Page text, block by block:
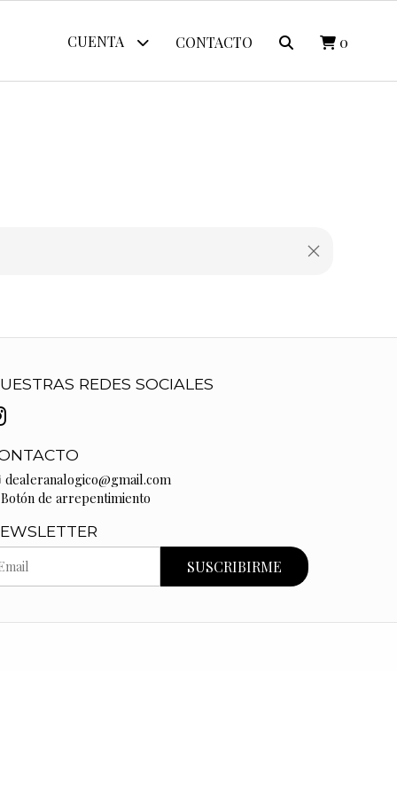
CUENTA CONTACTO 0
REDES SOCIALES
dealeranalogico@gmail.com
de arrepentimiento
SUSCRIBIRME